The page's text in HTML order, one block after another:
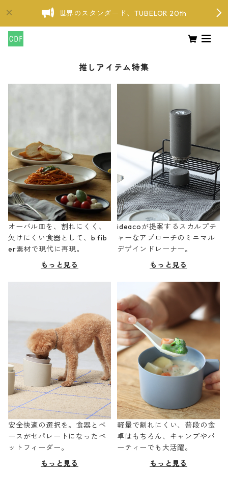
世界のスタンダード、TUBELOR 20th
推しアイテム特集
オーバル皿を、割れにくく、
欠けにくい食器として、b fib
er素材で現代に再現。
もっと見る
ideacoが提案するスカルプチ
ャーなアプローチのミニマル
デザインドレーナー。
もっと見る
安全快適の選択を。食器とベ
ースがセパレートになったペ
ットフィーダー。
もっと見る
軽量で割れにくい、普段の食
卓はもちろん、キャンプやパ
ーティーでも大活躍。
もっと見る